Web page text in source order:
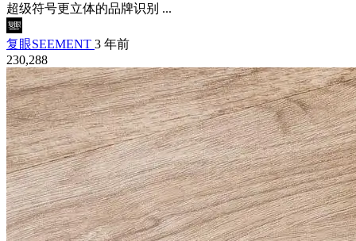
超级符号更立体的品牌识别 ...
复眼SEEMENT 3 年前
230,288